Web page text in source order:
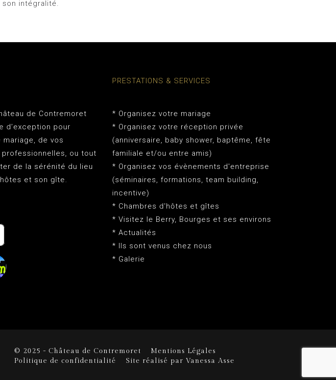
intégralité.
de Contremoret
d’exception pour
de vos
ou tout
de la sérénité du lieu
et son gîte.
PRESTATIONS & SERVICES
* Organisez votre mariage
* Organisez votre réception privée
(anniversaire, baby shower, baptême, fête
familiale et/ou entre amis)
* Organisez vos évènements d'entreprise
(séminaires, formations, team building,
incentive)
* Chambres d'hôtes et gîtes
* Visitez le Berry, Bourges et ses environs
* Actualités
* Ils sont venus chez nous
* Galerie
© 2025 - Château de Contremoret
Mentions Légales
Politique de confidentialité
Site réalisé par Vanessa Asse